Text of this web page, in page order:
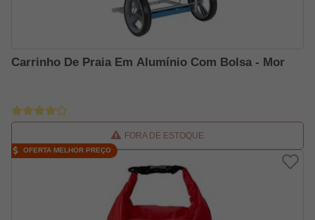
Carrinho De Praia Em Alumínio Com Bolsa - Mor
FORA DE ESTOQUE
OFERTA MELHOR PREÇO